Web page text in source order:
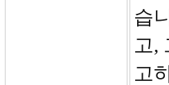
습
고,
고